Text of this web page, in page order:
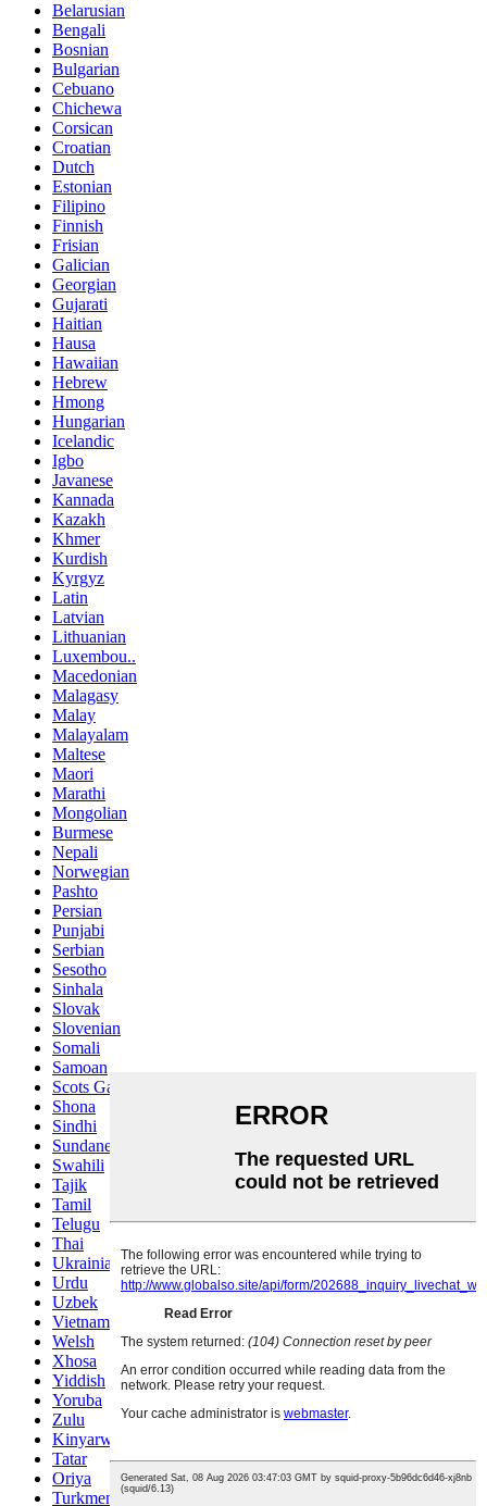
Belarusian
Bengali
Bosnian
Bulgarian
Cebuano
Chichewa
Corsican
Croatian
Dutch
Estonian
Filipino
Finnish
Frisian
Galician
Georgian
Gujarati
Haitian
Hausa
Hawaiian
Hebrew
Hmong
Hungarian
Icelandic
Igbo
Javanese
Kannada
Kazakh
Khmer
Kurdish
Kyrgyz
Latin
Latvian
Lithuanian
Luxembou..
Macedonian
Malagasy
Malay
Malayalam
Maltese
Maori
Marathi
Mongolian
Burmese
Nepali
Norwegian
Pashto
Persian
Punjabi
Serbian
Sesotho
Sinhala
Slovak
Slovenian
Somali
Samoan
Scots Gaelic
Shona
Sindhi
Sundanese
Swahili
Tajik
Tamil
Telugu
Thai
Ukrainian
Urdu
Uzbek
Vietnamese
Welsh
Xhosa
Yiddish
Yoruba
Zulu
Kinyarwanda
Tatar
Oriya
Turkmen